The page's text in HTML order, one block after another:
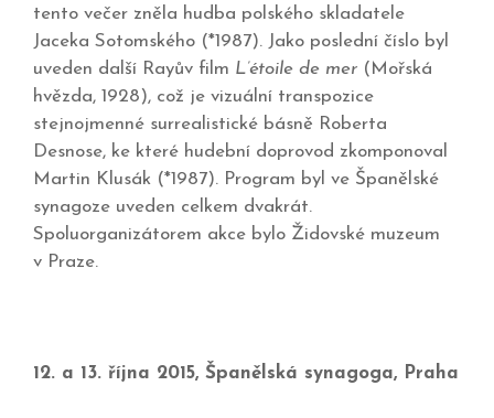
tento večer zněla hudba polského skladatele
Jaceka Sotomského (*1987). Jako poslední číslo byl
uveden další Rayův film L’étoile de mer (Mořská
hvězda, 1928), což je vizuální transpozice
stejnojmenné surrealistické básně Roberta
Desnose, ke které hudební doprovod zkomponoval
Martin Klusák (*1987). Program byl ve Španělské
synagoze uveden celkem dvakrát.
Spoluorganizátorem akce bylo Židovské muzeum
v Praze.
12. a 13. října 2015, Španělská synagoga, Praha